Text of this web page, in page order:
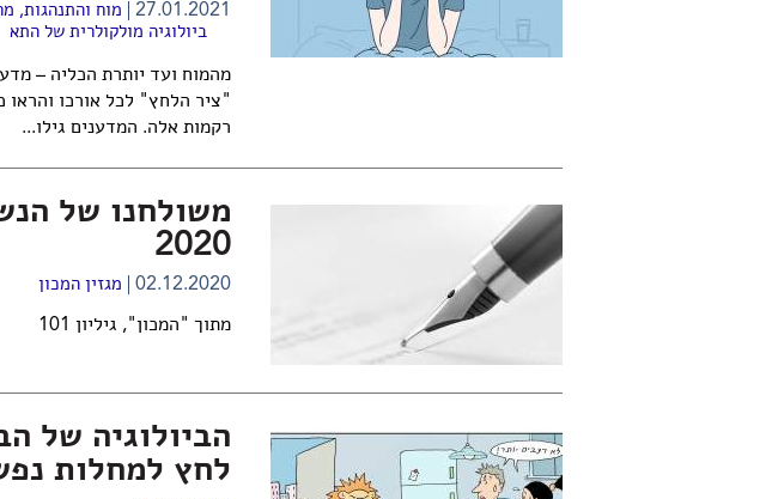
27.01.2021 מוח והתנהגות,
ביולוגיה מולקולרית של התא
מהמוח ועד יותרת הכליה –
"ציר הלחץ" לכל אורכו והראו
רקמות אלה. המדענים גילו...
משולחנו של
2020
02.12.2020 מגזין המכון
מתוך "המכון", גיליון 101
הביולוגיה של
לחץ למחלות